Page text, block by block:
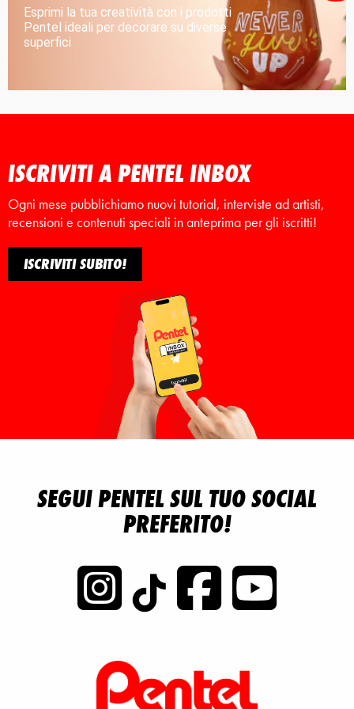
Esprimi la tua creatività con i prodotti
Pentel ideali per decorare su diverse
superfici
ISCRIVITI A PENTEL INBOX
Ogni mese pubblichiamo nuovi tutorial, interviste ad artisti,
recensioni e contenuti speciali in anteprima per gli iscritti!
ISCRIVITI SUBITO!
SEGUI PENTEL SUL TUO SOCIAL
PREFERITO!